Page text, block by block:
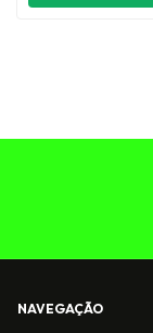
NAVEGAÇÃO